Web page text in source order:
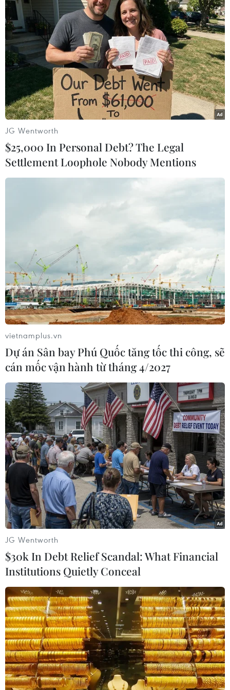
TIN LIÊN QUAN
Khởi tố vụ án tổ chức cho người nước
Cơ quan Cảnh sát điều tra Công an tỉnh Khánh Hòa ra
quyết định khởi tố vụ án, khởi tố bị can, Lệnh bắt bị can
để tạm giam đối với các đối tượng chủ mưu tổ chức cho
người nước ngoài đánh bạc.
Nghệ An: Bắt 10 đối tượng trong đường
dây đánh bạc hơn 10 tỷ đồng
01/06/2023 12:01
Bước đầu cơ quan chức năng chứng minh số tiền các
đối tượng giao dịch đánh bạc bằng hình thức số lô, số
đề từ đầu tháng Năm vừa qua đến thời điểm bị bắt giữ
là hơn 10 tỷ đồng.
JG Wentworth
$25,000 In Personal Debt? The Legal
Settlement Loophole Nobody Mentions
vietnamplus.vn
Dự án Sân bay Phú Quốc tăng tốc thi công, sẽ
cán mốc vận hành từ tháng 4/2027
JG Wentworth
$30k In Debt Relief Scandal: What Financial
Institutions Quietly Conceal